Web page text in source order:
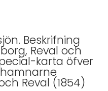
Beskrifning
Reval och
karta öfver
Reval (1854)